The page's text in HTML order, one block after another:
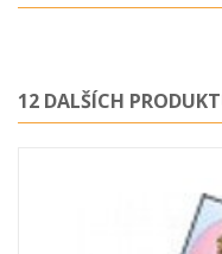
12 DALŠÍCH